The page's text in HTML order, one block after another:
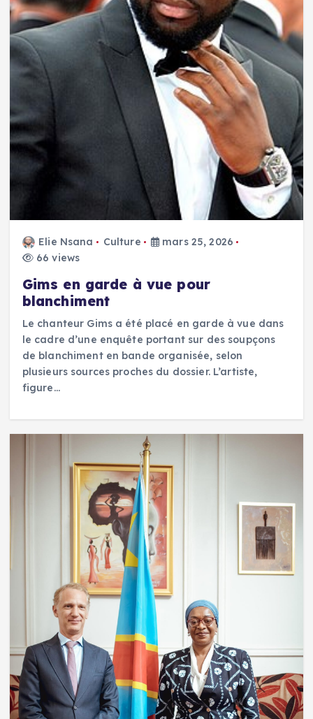
Elie Nsana Culture
mars 25, 2026
66 views
Gims en garde à vue pour
blanchiment
Le chanteur Gims a été placé en garde à vue dans
le cadre d’une enquête portant sur des soupçons
de blanchiment en bande organisée, selon
plusieurs sources proches du dossier. L’artiste,
figure…